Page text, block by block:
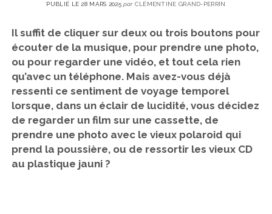
PUBLIÉ LE 28 MARS 2025parCLÉMENTINE GRAND-PERRIN
Il suffit de cliquer sur deux ou trois boutons pour
écouter de la musique, pour prendre une photo,
ou pour regarder une vidéo, et tout cela rien
qu’avec un téléphone. Mais avez-vous déjà
ressenti ce sentiment de voyage temporel
lorsque, dans un éclair de lucidité, vous décidez
de regarder un film sur une cassette, de
prendre une photo avec le vieux polaroid qui
prend la poussière, ou de ressortir les vieux CD
au plastique jauni ?